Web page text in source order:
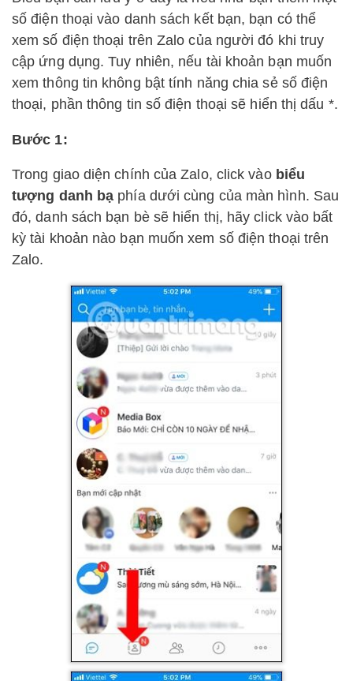
số điện thoại vào danh sách kết bạn, bạn có thể
xem số điện thoại trên Zalo của người đó khi truy
cập ứng dụng. Tuy nhiên, nếu tài khoản bạn muốn
xem thông tin không bật tính năng chia sẻ số điện
thoại, phần thông tin số điện thoại sẽ hiển thị dấu *.
Bước 1:
Trong giao diện chính của Zalo, click vào biểu
tượng danh bạ phía dưới cùng của màn hình. Sau
đó, danh sách bạn bè sẽ hiển thị, hãy click vào bất
kỳ tài khoản nào bạn muốn xem số điện thoại trên
Zalo.